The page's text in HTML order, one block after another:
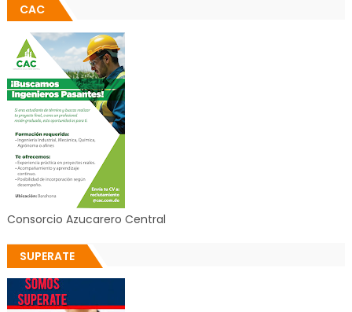
CAC
Consorcio Azucarero Central
SUPERATE